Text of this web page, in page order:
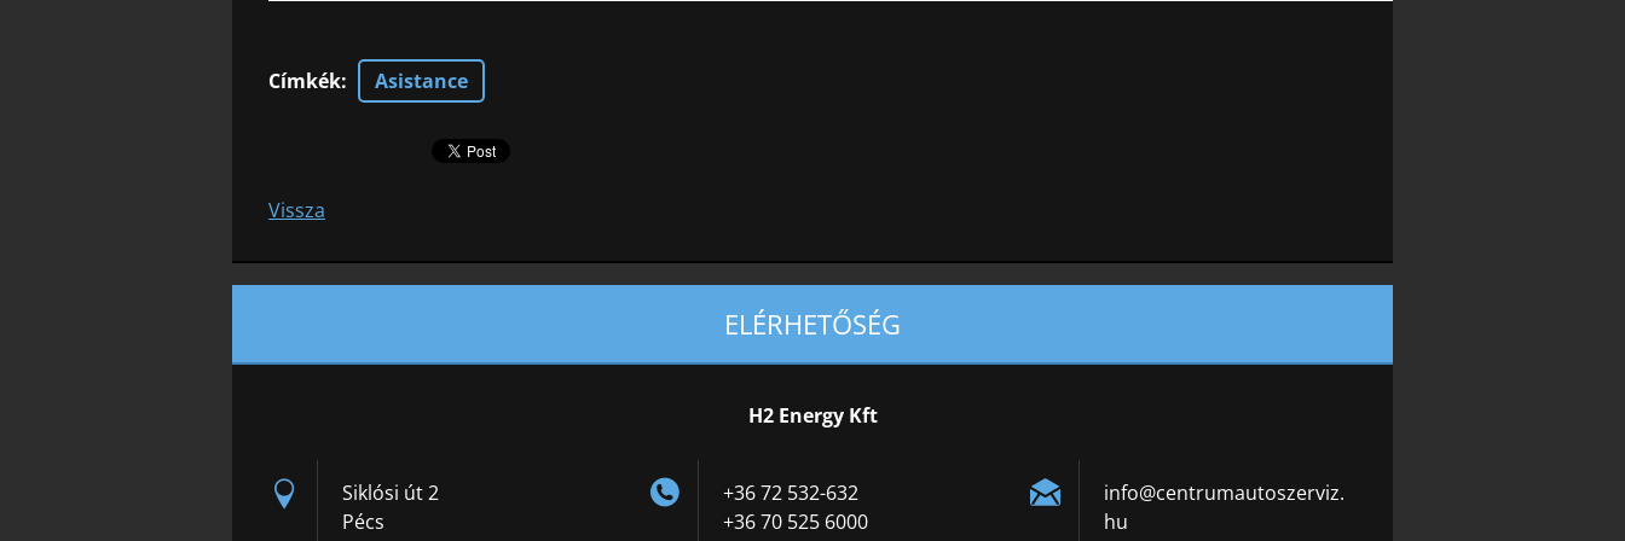
Címkék: Asistance
Vissza
ELÉRHETŐSÉG
H2 Energy Kft
Siklósi út 2
Pécs
+36 72 532-632
+36 70 525 6000
info@centrumautoszerviz.
hu